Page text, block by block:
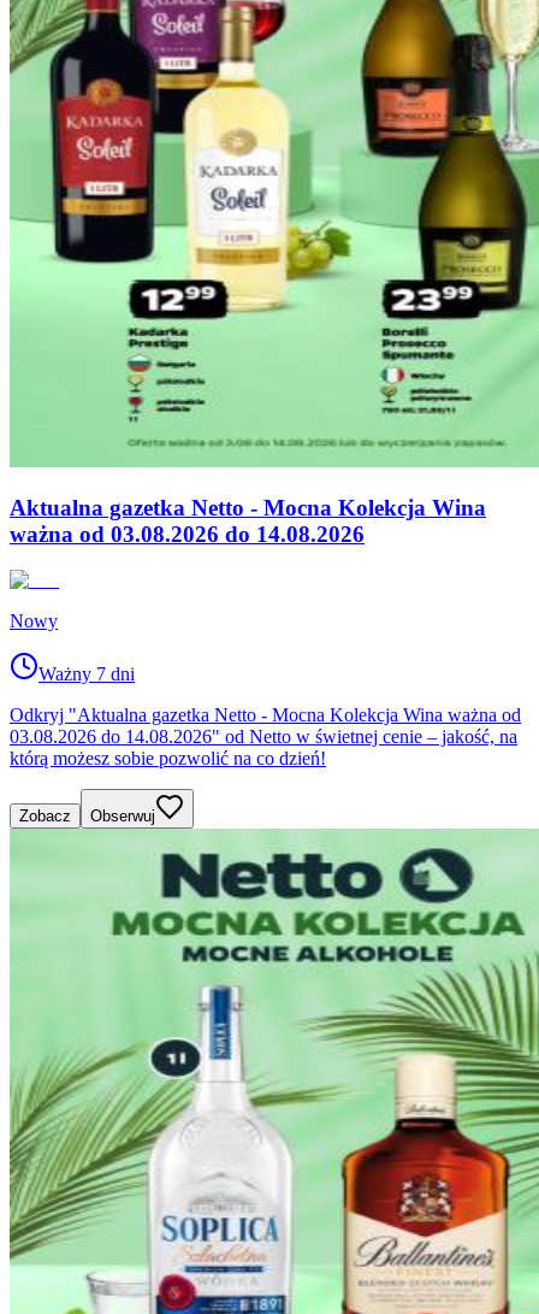
Aktualna gazetka Netto - Mocna Kolekcja Wina
ważna od 03.08.2026 do 14.08.2026
Nowy
Ważny 7 dni
Odkryj "Aktualna gazetka Netto - Mocna Kolekcja Wina ważna od
03.08.2026 do 14.08.2026" od Netto w świetnej cenie – jakość, na
którą możesz sobie pozwolić na co dzień!
Zobacz Obserwuj